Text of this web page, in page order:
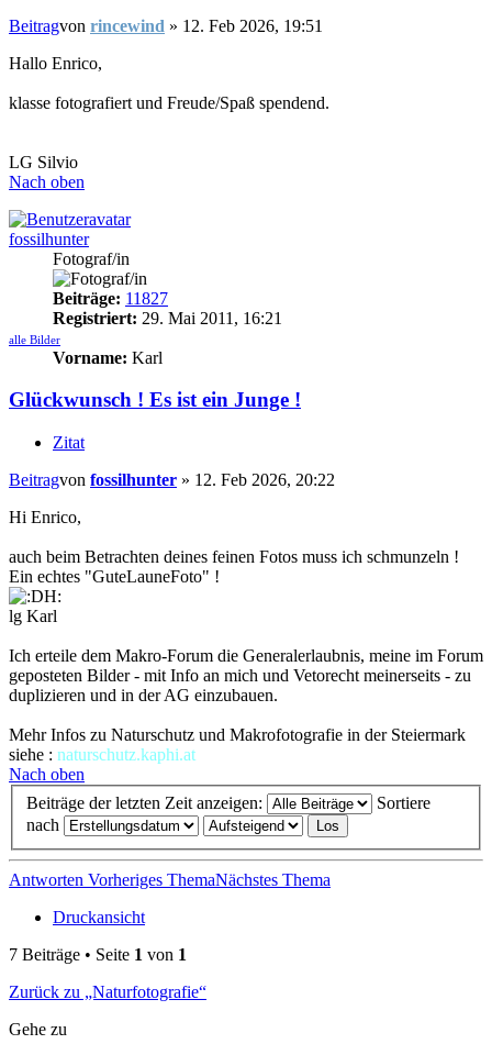
Beitragvon rincewind » 12. Feb 2026, 19:51
Hallo Enrico,
klasse fotografiert und Freude/Spaß spendend.
LG Silvio
Nach oben
fossilhunter
Fotograf/in
Beiträge: 11827
Registriert: 29. Mai 2011, 16:21
alle Bilder
Vorname: Karl
Glückwunsch ! Es ist ein Junge !
Zitat
Beitragvon fossilhunter » 12. Feb 2026, 20:22
Hi Enrico,
auch beim Betrachten deines feinen Fotos muss ich schmunzeln !
Ein echtes "GuteLauneFoto" !
lg Karl
Ich erteile dem Makro-Forum die Generalerlaubnis, meine im Forum
geposteten Bilder - mit Info an mich und Vetorecht meinerseits - zu
duplizieren und in der AG einzubauen.
Mehr Infos zu Naturschutz und Makrofotografie in der Steiermark
siehe : naturschutz.kaphi.at
Nach oben
Beiträge der letzten Zeit anzeigen:
Sortiere
nach
Antworten Vorheriges ThemaNächstes Thema
Druckansicht
7 Beiträge • Seite 1 von 1
Zurück zu „Naturfotografie“
Gehe zu